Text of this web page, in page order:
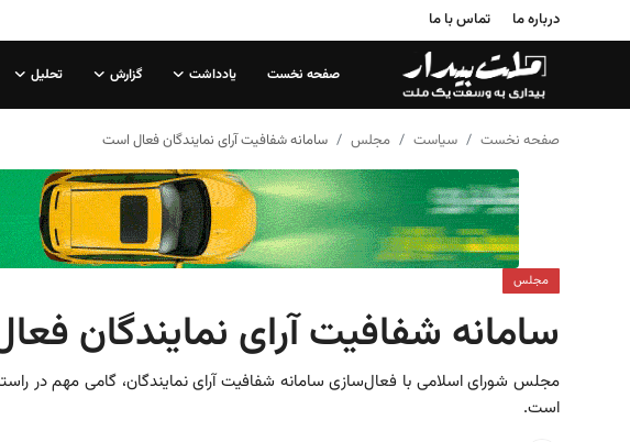
درباره ما تماس با ما
صفحه نخست یادداشت گزارش تحلیل
صفحه نخست
صفحه نخست سیاست مجلس سامانه شفافیت آرای نمایندگان فعال است
مجلس
سامانه شفافیت آرای نمایندگان
مجلس شورای اسلامی با فعال‌سازی سامانه شفافیت آرای نمایندگان، گامی مهم در
است.